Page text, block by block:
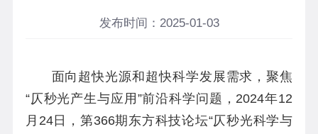
发布时间：2025-01-03
面向超快光源和超快科学发展需求，聚焦
“仄秒光产生与应用”前沿科学问题，2024年12
月24日，第366期东方科技论坛“仄秒光科学与